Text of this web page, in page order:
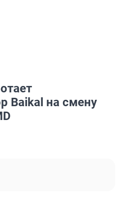
Baikal на смену